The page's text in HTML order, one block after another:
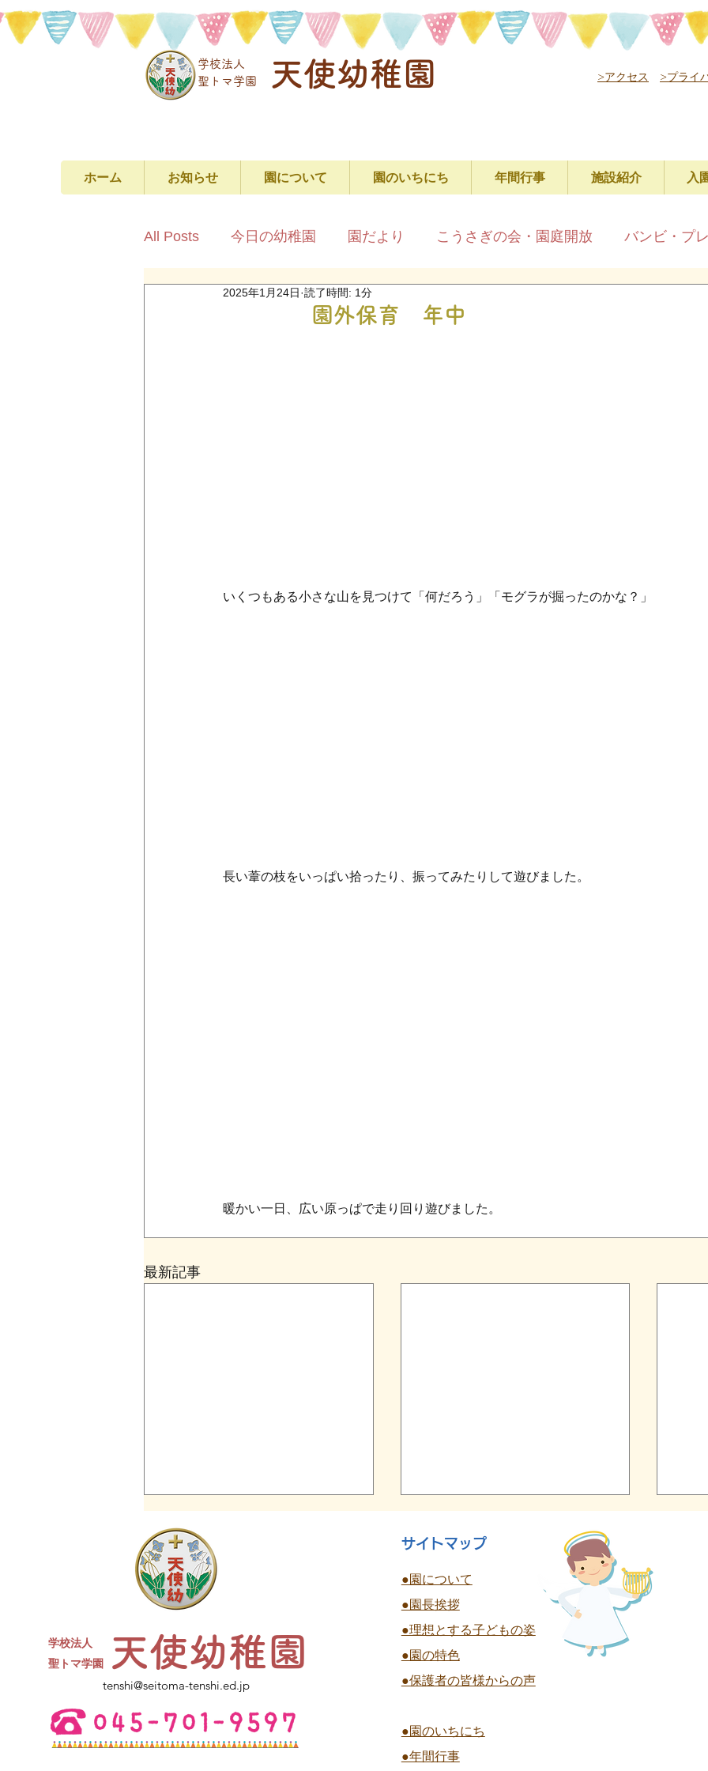
学校法人
​聖トマ学園
天使幼稚園 >アクセス >プライ
ホーム お知らせ 園について 園のいちにち 年間行事 施設紹介 入
All Posts 今日の幼稚園 園だより こうさぎの会・園庭開放 バンビ・プ
園外保育 年中
2025年1月24日 読了時間: 1分
いくつもある小さな山を見つけて「何だろう」「モグラが掘ったのかな？」
長い葦の枝をいっぱい拾ったり、振ってみたりして遊びました。
暖かい一日、広い原っぱで走り回り遊びました。
最新記事
同窓会について
現４年生対象の天使幼稚園卒園生
同窓会を開催します。 たくさん
のお友達、先生が参加予定です✨
スをご用意します。水筒、上履
き、コップをお持ちください。
ご不明点は幼稚園にお電話くださ
を楽しみにしています。
夏祭り 全学年
終
天使幼稚園
学校法人
​聖トマ学園
tenshi@seitoma-tenshi.ed.jp
サイトマップ
●園について
●園長挨拶
●理想とする子どもの姿
●園の特色
●保護者の皆様からの声
●園のいちにち
●年間行事